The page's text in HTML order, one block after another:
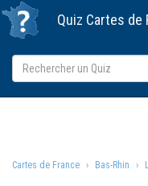
Quiz Cartes de
Cartes de France Bas-Rhin